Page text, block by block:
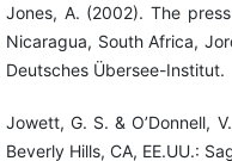
Jones, A. (2002). The
Nicaragua, South Africa,
Deutsches Übersee-Institut.
Jowett, G. S. & O’Donnell,
Beverly Hills, CA, EE.UU.: